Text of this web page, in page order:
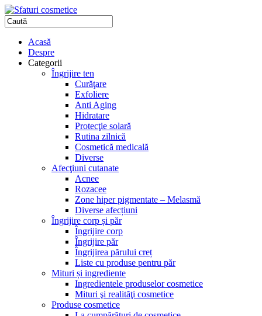
Acasă
Despre
Categorii
Îngrijire ten
Curăţare
Exfoliere
Anti Aging
Hidratare
Protecţie solară
Rutina zilnică
Cosmetică medicală
Diverse
Afecţiuni cutanate
Acnee
Rozacee
Zone hiper pigmentate – Melasmă
Diverse afecțiuni
Îngrijire corp și păr
Îngrijire corp
Îngrijire păr
Îngrijirea părului creț
Liste cu produse pentru păr
Mituri și ingrediente
Ingredientele produselor cosmetice
Mituri şi realităţi cosmetice
Produse cosmetice